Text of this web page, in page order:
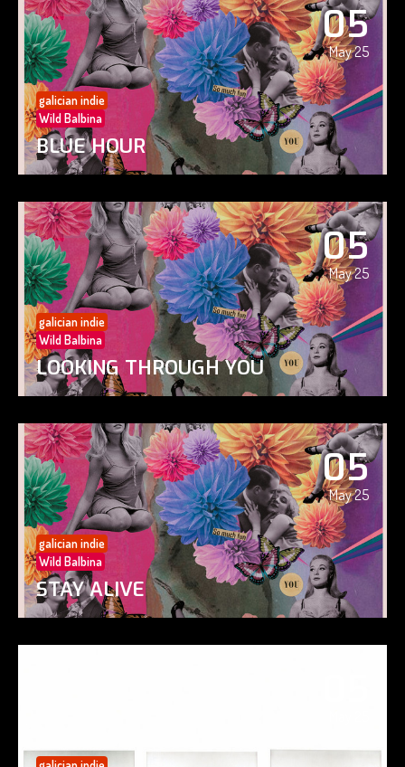
05
May 25
galician indie
Wild Balbina
BLUE HOUR
05
May 25
galician indie
Wild Balbina
LOOKING THROUGH YOU
05
May 25
galician indie
Wild Balbina
STAY ALIVE